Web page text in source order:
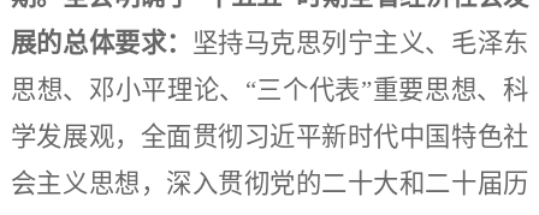
展的总体要求： 坚持马克思列宁主义、毛泽东
思想、邓小平理论、 “三个代表”重要思想、科
学发展观，全面贯彻习近平新时代中国特色社
会主义思想，深入贯彻党的二十大和二十届历